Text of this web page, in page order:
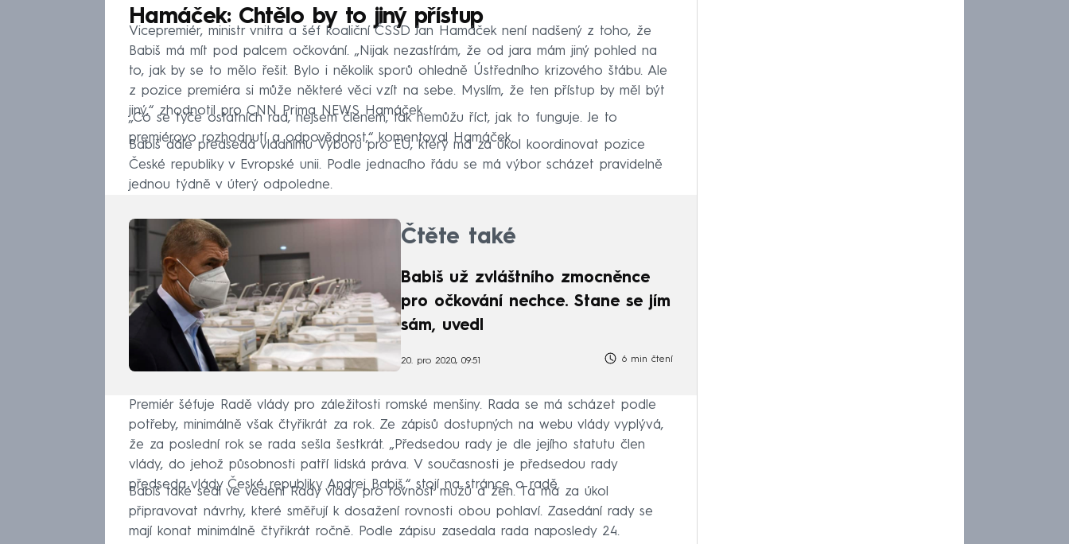
Hamáček: Chtělo by to jiný přístup
Vicepremiér, ministr vnitra a šéf koaliční ČSSD Jan Hamáček není nadšený z toho, že
Babiš má mít pod palcem očkování. „Nijak nezastírám, že od jara mám jiný pohled na
to, jak by se to mělo řešit. Bylo i několik sporů ohledně Ústředního krizového štábu. Ale
z pozice premiéra si může některé věci vzít na sebe. Myslím, že ten přístup by měl být
jiný,“ zhodnotil pro CNN Prima NEWS Hamáček.
„Co se týče ostatních rad, nejsem členem, tak nemůžu říct, jak to funguje. Je to
premiérovo rozhodnutí a odpovědnost,“ komentoval Hamáček.
Babiš dále předsedá vládnímu Výboru pro EU, který má za úkol koordinovat pozice
České republiky v Evropské unii. Podle jednacího řádu se má výbor scházet pravidelně
jednou týdně v úterý odpoledne.
Čtěte také
Babiš už zvláštního zmocněnce
pro očkování nechce. Stane se jím
sám, uvedl
20. pro 2020, 09:51 6 min čtení
Premiér šéfuje Radě vlády pro záležitosti romské menšiny. Rada se má scházet podle
potřeby, minimálně však čtyřikrát za rok. Ze zápisů dostupných na webu vlády vyplývá,
že za poslední rok se rada sešla šestkrát. „Předsedou rady je dle jejího statutu člen
vlády, do jehož působnosti patří lidská práva. V současnosti je předsedou rady
předseda vlády České republiky Andrej Babiš,“ stojí na stránce o radě.
Babiš také sedí ve vedení Rady vlády pro rovnost mužů a žen. Ta má za úkol
připravovat návrhy, které směřují k dosažení rovnosti obou pohlaví. Zasedání rady se
mají konat minimálně čtyřikrát ročně. Podle zápisu zasedala rada naposledy 24.